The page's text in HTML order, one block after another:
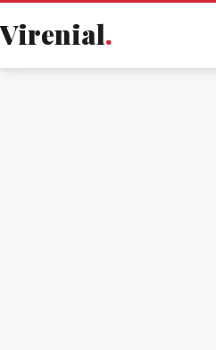
Virenial.